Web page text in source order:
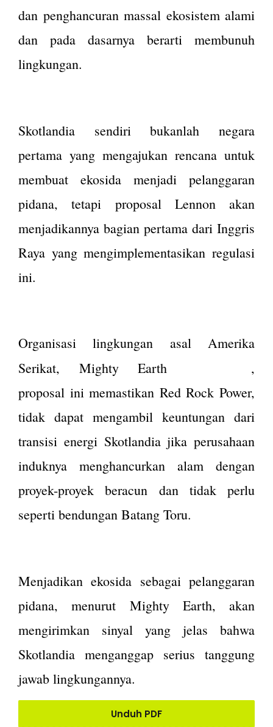
dan penghancuran massal ekosistem alami
dan pada dasarnya berarti membunuh
lingkungan.
Skotlandia sendiri bukanlah negara
pertama yang mengajukan rencana untuk
membuat ekosida menjadi pelanggaran
pidana, tetapi proposal Lennon akan
menjadikannya bagian pertama dari Inggris
Raya yang mengimplementasikan regulasi
ini.
Organisasi lingkungan asal Amerika
Serikat, Mighty Earth
,
proposal ini memastikan Red Rock Power,
tidak dapat mengambil keuntungan dari
transisi energi Skotlandia jika perusahaan
induknya menghancurkan alam dengan
proyek-proyek beracun dan tidak perlu
seperti bendungan Batang Toru.
Menjadikan ekosida sebagai pelanggaran
pidana, menurut Mighty Earth, akan
mengirimkan sinyal yang jelas bahwa
Skotlandia menganggap serius tanggung
jawab lingkungannya.
Unduh PDF